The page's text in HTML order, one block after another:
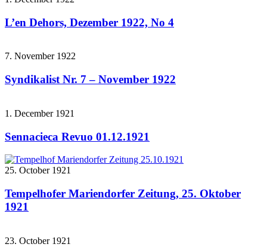
L’en Dehors, Dezember 1922, No 4
7. November 1922
Syndikalist Nr. 7 – November 1922
1. December 1921
Sennacieca Revuo 01.12.1921
25. October 1921
Tempelhofer Mariendorfer Zeitung, 25. Oktober
1921
23. October 1921